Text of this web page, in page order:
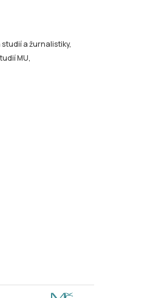
a žurnalistiky,
MU,